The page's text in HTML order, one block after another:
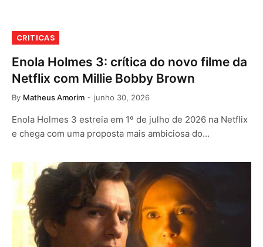
CRITICAS
Enola Holmes 3: crítica do novo filme da
Netflix com Millie Bobby Brown
By Matheus Amorim junho 30, 2026
Enola Holmes 3 estreia em 1º de julho de 2026 na Netflix
e chega com uma proposta mais ambiciosa do…